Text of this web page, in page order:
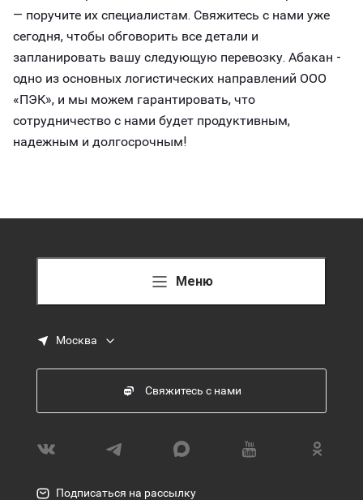
— поручите их специалистам. Свяжитесь с нами уже
сегодня, чтобы обговорить все детали и
запланировать вашу следующую перевозку. Абакан -
одно из основных логистических направлений ООО
«ПЭК», и мы можем гарантировать, что
сотрудничество с нами будет продуктивным,
надежным и долгосрочным!
Меню
Москва
Свяжитесь с нами
Подписаться на рассылку